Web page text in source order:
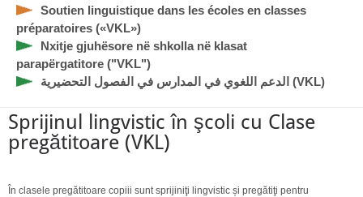
Soutien linguistique dans les écoles en classes
préparatoires («VKL»)
Nxitje gjuhësore në shkolla në klasat
parapërgatitore ("VKL")
الدعم اللغوي في المدارس في الفصول التحضيرية (VKL)
Sprijinul lingvistic în şcoli cu Clase
pregătitoare (VKL)
În clasele pregătitoare copiii sunt sprijiniţi lingvistic și pregătiţi pentru